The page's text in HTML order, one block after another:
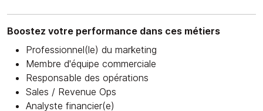
Boostez votre performance dans ces métiers
Professionnel(le) du marketing
Membre d'équipe commerciale
Responsable des opérations
Sales / Revenue Ops
Analyste financier(e)